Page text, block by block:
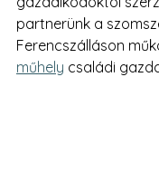
partnerünk a
Ferencszálláson
műhely családi